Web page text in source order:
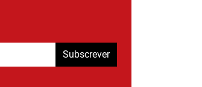
Subscrever